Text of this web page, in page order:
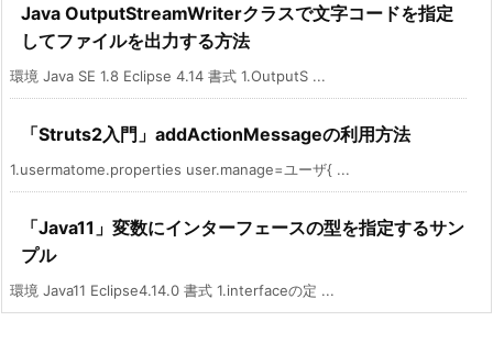
Java OutputStreamWriterクラスで文字コードを指定
してファイルを出力する方法
環境 Java SE 1.8 Eclipse 4.14 書式 1.OutputS ...
「Struts2入門」addActionMessageの利用方法
1.usermatome.properties user.manage=ユーザ{ ...
「Java11」変数にインターフェースの型を指定するサン
プル
環境 Java11 Eclipse4.14.0 書式 1.interfaceの定 ...